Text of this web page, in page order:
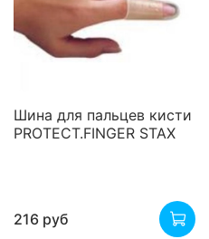
Шина для пальцев кисти
PROTECT.FINGER STAX
216 руб